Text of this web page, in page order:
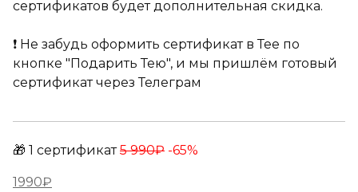
сертификатов будет дополнительная скидка.
❗️ Не забудь оформить сертификат в Тее по
кнопке "Подарить Тею", и мы пришлём готовый
сертификат через Телеграм
🎁 1 сертификат 5 990₽ -65%
1990₽